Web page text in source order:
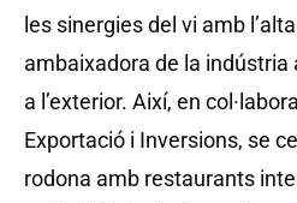
les sinergies del vi amb
ambaixadora de la
a l’exterior. Així, en
Exportació i Inversions, se
rodona amb restaurants